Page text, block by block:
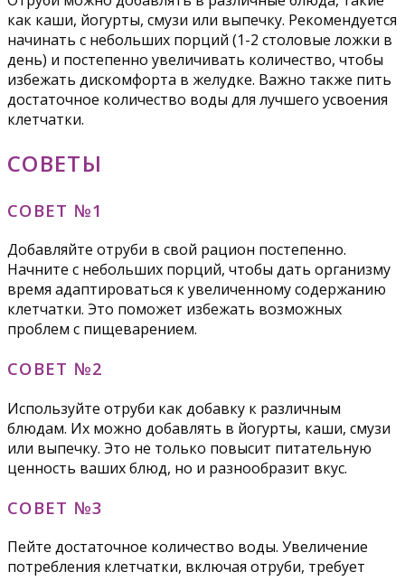
как каши, йогурты, смузи или выпечку. Рекомендуется
начинать с небольших порций (1-2 столовые ложки в
день) и постепенно увеличивать количество, чтобы
избежать дискомфорта в желудке. Важно также пить
достаточное количество воды для лучшего усвоения
клетчатки.
СОВЕТЫ
СОВЕТ №1
Добавляйте отруби в свой рацион постепенно.
Начните с небольших порций, чтобы дать организму
время адаптироваться к увеличенному содержанию
клетчатки. Это поможет избежать возможных
проблем с пищеварением.
СОВЕТ №2
Используйте отруби как добавку к различным
блюдам. Их можно добавлять в йогурты, каши, смузи
или выпечку. Это не только повысит питательную
ценность ваших блюд, но и разнообразит вкус.
СОВЕТ №3
Пейте достаточное количество воды. Увеличение
потребления клетчатки, включая отруби, требует